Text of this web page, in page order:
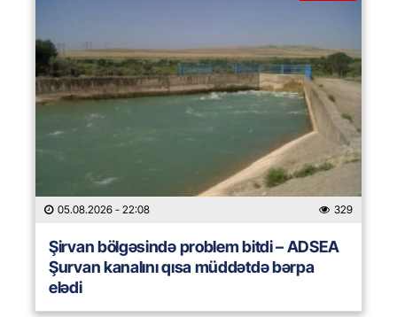
05.08.2026 - 22:08 329
Şirvan bölgəsində problem bitdi – ADSEA
Şurvan kanalını qısa müddətdə bərpa
elədi